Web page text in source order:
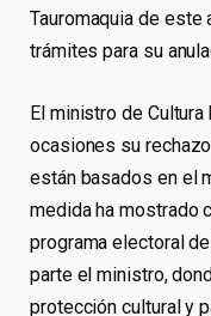
Tauromaquia de
trámites para su
El ministro de
ocasiones su
están basados en el
medida ha mostrado
programa electoral
parte el ministro,
protección cultural y